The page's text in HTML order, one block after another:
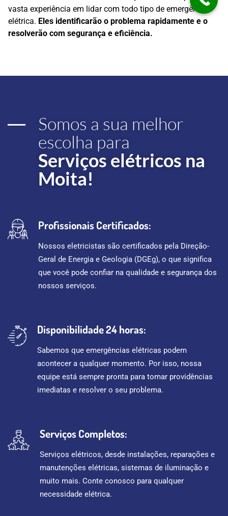
vasta experiência em lidar com todo tipo de emergência
elétrica. Eles identificarão o problema rapidamente e o
resolverão com segurança e eficiência.
Somos a sua melhor
escolha para
Serviços elétricos na
Moita!
Profissionais Certificados:
Nossos eletricistas são certificados pela Direção-
Geral de Energia e Geologia (DGEg), o que significa
que você pode confiar na qualidade e segurança dos
nossos serviços.
Disponibilidade 24 horas:
Sabemos que emergências elétricas podem
acontecer a qualquer momento. Por isso, nossa
equipe está sempre pronta para tomar providências
imediatas e resolver o seu problema.
Serviços Completos:
Serviços elétricos, desde instalações, reparações e
manutenções elétricas, sistemas de iluminação e
muito mais. Conte conosco para qualquer
necessidade elétrica.